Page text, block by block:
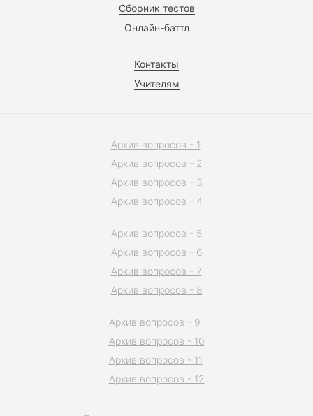
Сборник тестов
Онлайн-баттл
Контакты
Учителям
Архив вопросов - 1
Архив вопросов - 2
Архив вопросов - 3
Архив вопросов - 4
Архив вопросов - 5
Архив вопросов - 6
Архив вопросов - 7
Архив вопросов - 8
Архив вопросов - 9
Архив вопросов - 10
Архив вопросов - 11
Архив вопросов - 12